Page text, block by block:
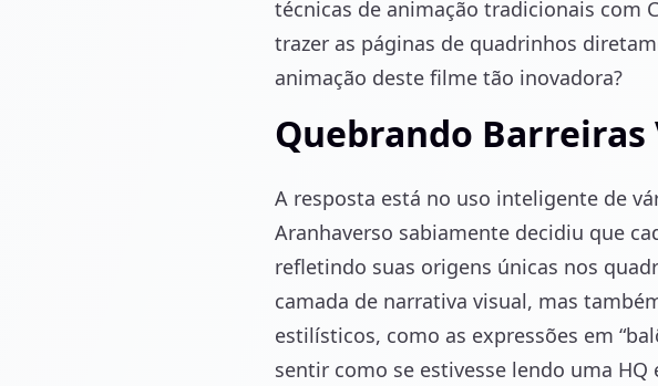
técnicas de animação tradicionais com
trazer as páginas de quadrinhos
animação deste filme tão inovadora?
Quebrando Barreiras
A resposta está no uso inteligente de
Aranhaverso sabiamente decidiu que
refletindo suas origens únicas nos
camada de narrativa visual, mas
estilísticos, como as expressões em
sentir como se estivesse lendo uma HQ